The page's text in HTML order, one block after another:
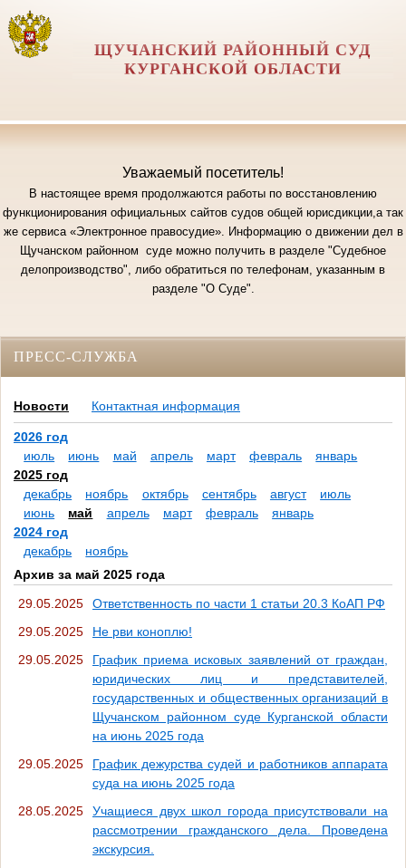
ЩУЧАНСКИЙ РАЙОННЫЙ СУД
КУРГАНСКОЙ ОБЛАСТИ
Уважаемый посетитель!
В настоящее время продолжаются работы по восстановлению
функционирования официальных сайтов судов общей юрисдикции,а так
же сервиса «Электронное правосудие». Информацию о движении дел в
Щучанском районном суде можно получить в разделе "Судебное
делопроизводство", либо обратиться по телефонам, указанным в
разделе "О Суде".
ПРЕСС-СЛУЖБА
Новости Контактная информация
2026 год
июль
июнь май апрель март февраль
январь
2025 год
декабрь
ноябрь октябрь сентябрь август
июль
июнь
май апрель март февраль
январь
2024 год
декабрь
ноябрь
Архив за май 2025 года
29.05.2025
Ответственность по части 1 статьи 20.3 КоАП РФ
29.05.2025
Не рви коноплю!
29.05.2025
График приема исковых заявлений от граждан,
юридических лиц и представителей,
государственных и общественных организаций в
Щучанском районном суде Курганской области
на июнь 2025 года
29.05.2025
График дежурства судей и работников аппарата
суда на июнь 2025 года
28.05.2025
Учащиеся двух школ города присутствовали на
рассмотрении гражданского дела. Проведена
экскурсия.